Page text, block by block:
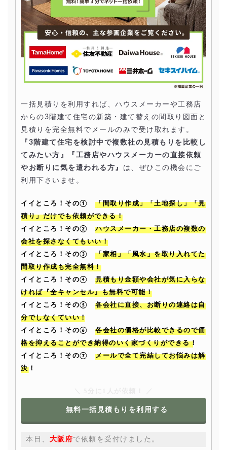
一括見積りを利用すれば、ハウスメーカーや工務店
からの3階建て住宅の新築・建て替えの間取り図面と
見積りを完全無料でメールのみで受け取れます。
『3階建て住宅を検討中で複数社の見積もりを比較し
てみたい方』『工務店やハウスメーカーの直接依頼
やお断りに気を遣われる方』
は、ぜひこの機会にご
利用下さいませ。
イイところ！その①
「間取り作成」「土地探し」「見
積り」だけでも依頼ができる！
イイところ！その②
ハウスメーカー・工務店の複数の
会社を探さなくてもいい！
イイところ！その③
「家相」「風水」を取り入れてた
間取り作成も完全無料！
イイところ！その④
見積もり金額や会社が気に入らな
ければ『全キャンセル』も無料で可能！
イイところ！その⑤
各会社に直接、お断りの連絡は自
分でしなくていい！
イイところ！その⑥
各会社の価格が比較できるので価
格を抑えることができ納得のいく家づくりができる！
イイところ！その⑦
メールで全て完結してお悩みは解
決！
無料一括見積もりを利用する
で依頼を受付けました。